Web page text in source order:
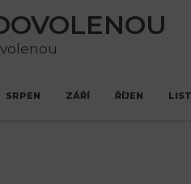
SRPEN ZÁŘÍ ŘÍJEN